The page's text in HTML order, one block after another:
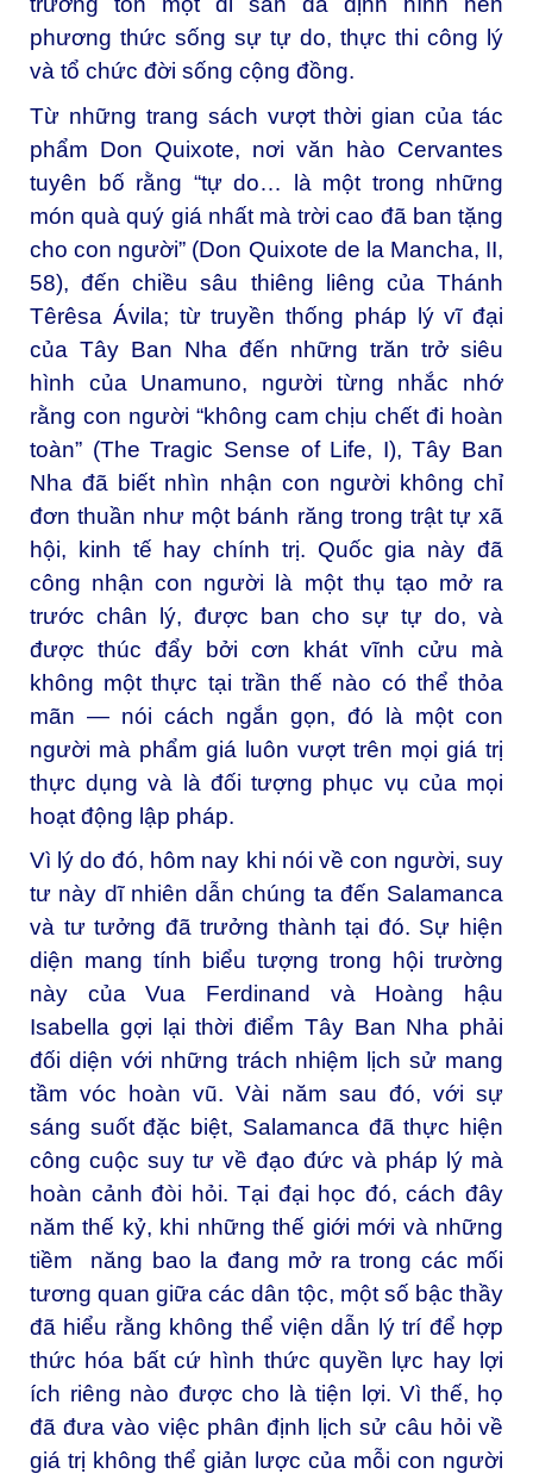
phương thức sống sự tự do, thực thi công lý
và tổ chức đời sống cộng đồng.
Từ những trang sách vượt thời gian của tác
phẩm Don Quixote, nơi văn hào Cervantes
tuyên bố rằng “tự do… là một trong những
món quà quý giá nhất mà trời cao đã ban tặng
cho con người” (Don Quixote de la Mancha, II,
58), đến chiều sâu thiêng liêng của Thánh
Têrêsa Ávila; từ truyền thống pháp lý vĩ đại
của Tây Ban Nha đến những trăn trở siêu
hình của Unamuno, người từng nhắc nhớ
rằng con người “không cam chịu chết đi hoàn
toàn” (The Tragic Sense of Life, I), Tây Ban
Nha đã biết nhìn nhận con người không chỉ
đơn thuần như một bánh răng trong trật tự xã
hội, kinh tế hay chính trị. Quốc gia này đã
công nhận con người là một thụ tạo mở ra
trước chân lý, được ban cho sự tự do, và
được thúc đẩy bởi cơn khát vĩnh cửu mà
không một thực tại trần thế nào có thể thỏa
mãn — nói cách ngắn gọn, đó là một con
người mà phẩm giá luôn vượt trên mọi giá trị
thực dụng và là đối tượng phục vụ của mọi
hoạt động lập pháp.
Vì lý do đó, hôm nay khi nói về con người, suy
tư này dĩ nhiên dẫn chúng ta đến Salamanca
và tư tưởng đã trưởng thành tại đó. Sự hiện
diện mang tính biểu tượng trong hội trường
này của Vua Ferdinand và Hoàng hậu
Isabella gợi lại thời điểm Tây Ban Nha phải
đối diện với những trách nhiệm lịch sử mang
tầm vóc hoàn vũ. Vài năm sau đó, với sự
sáng suốt đặc biệt, Salamanca đã thực hiện
công cuộc suy tư về đạo đức và pháp lý mà
hoàn cảnh đòi hỏi. Tại đại học đó, cách đây
năm thế kỷ, khi những thế giới mới và những
tiềm năng bao la đang mở ra trong các mối
tương quan giữa các dân tộc, một số bậc thầy
đã hiểu rằng không thể viện dẫn lý trí để hợp
thức hóa bất cứ hình thức quyền lực hay lợi
ích riêng nào được cho là tiện lợi. Vì thế, họ
đã đưa vào việc phân định lịch sử câu hỏi về
giá trị không thể giản lược của mỗi con người